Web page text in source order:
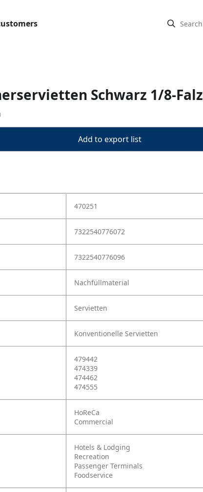
Schwarz 1/8-Falz
Add to export list
470251
7322540776072
7322540776096
Nachfüllmaterial
Servietten
Konventionelle Servietten
479442
474339
474462
474555
HoReCa
Commercial
Hotels & Lodging
Recreation
Passenger Terminals
Foodservice